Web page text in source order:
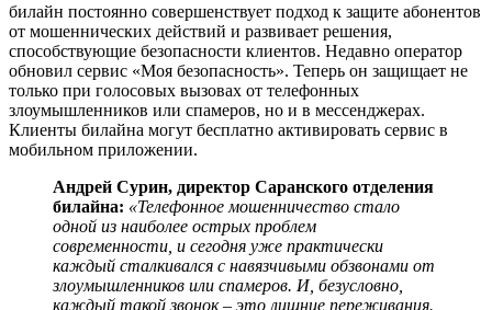
билайн постоянно совершенствует подход к защите абонентов
от мошеннических действий и развивает решения,
способствующие безопасности клиентов. Недавно оператор
обновил сервис «Моя безопасность». Теперь он защищает не
только при голосовых вызовах от телефонных
злоумышленников или спамеров, но и в мессенджерах.
Клиенты билайна могут бесплатно активировать сервис в
мобильном приложении.
Андрей Сурин, директор Саранского отделения
билайна: «Телефонное мошенничество стало
одной из наиболее острых проблем
современности, и сегодня уже практически
каждый сталкивался с навязчивыми обзвонами от
злоумышленников или спамеров. И, безусловно,
каждый такой звонок – это лишние переживания.